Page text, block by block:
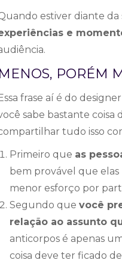
estiver diante
e
MENOS, PORÉM
frase aí é do
sabe bastante coisa
tudo isso
Primeiro que as
bem provável que
menor esforço por
Segundo que você
relação ao assunto
anticorpos é apenas
coisa deve ter ficado